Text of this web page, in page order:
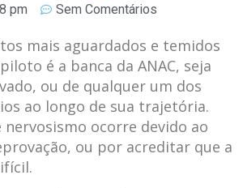
pm
Sem Comentários
mais aguardados e temidos
é a banca da ANAC, seja
ou de qualquer um dos
ao longo de sua trajetória.
nervosismo ocorre devido ao
ou por acreditar que a